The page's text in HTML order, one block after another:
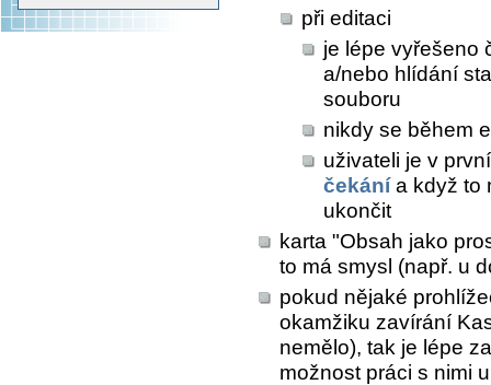
při editaci
je lépe vyřešeno
a/nebo hlídání
souboru
nikdy se během
uživateli je v
čekánía když to
ukončit
karta "Obsah jako
to má smysl (např. u
pokud nějaké
okamžiku zavírání
nemělo), tak je lépe
možnost práci s nimi